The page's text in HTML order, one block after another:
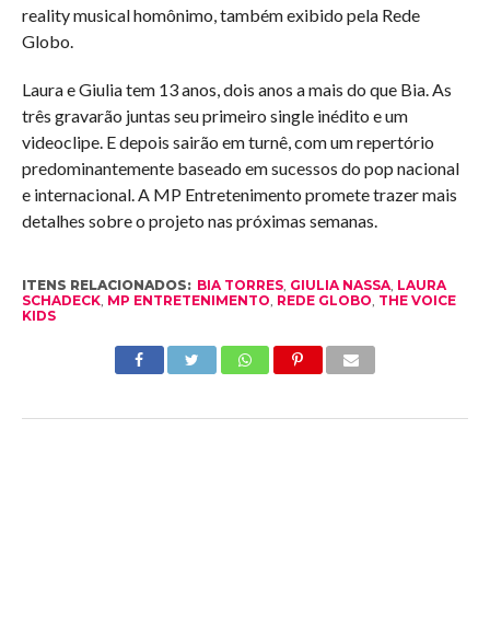
reality musical homônimo, também exibido pela Rede
Globo.
Laura e Giulia tem 13 anos, dois anos a mais do que Bia. As
três gravarão juntas seu primeiro single inédito e um
videoclipe. E depois sairão em turnê, com um repertório
predominantemente baseado em sucessos do pop nacional
e internacional. A MP Entretenimento promete trazer mais
detalhes sobre o projeto nas próximas semanas.
ITENS RELACIONADOS: BIA TORRES, GIULIA NASSA, LAURA
SCHADECK, MP ENTRETENIMENTO REDE GLOBO THE VOICE
KIDS